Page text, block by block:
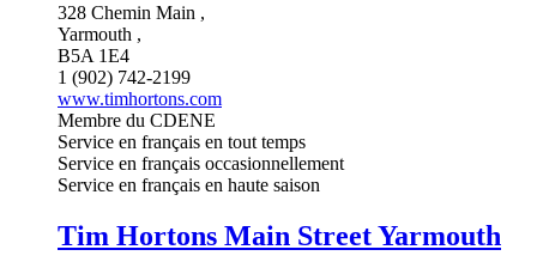
328 Chemin Main ,
Yarmouth ,
B5A 1E4
1 (902) 742-2199
www.timhortons.com
Membre du CDENE
Service en français en tout temps
Service en français occasionnellement
Service en français en haute saison
Tim Hortons Main Street Yarmouth